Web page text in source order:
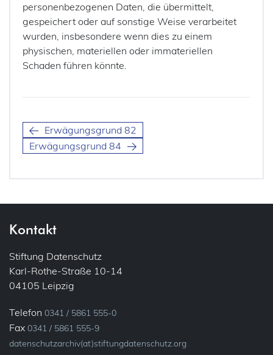
personenbezogenen Daten, die übermittelt,
gespeichert oder auf sonstige Weise verarbeitet
wurden, insbesondere wenn dies zu einem
physischen, materiellen oder immateriellen
Schaden führen könnte.
Erwägungsgrund 82
Erwägungsgrund 84
Kontakt
Stiftung Datenschutz
Karl-Rothe-Straße 10-14
04105 Leipzig
Telefon 0341 / 5861 555-0
Fax 0341 / 5861 555-9
datenschutzarchiv(at)stiftungdatenschutz.org